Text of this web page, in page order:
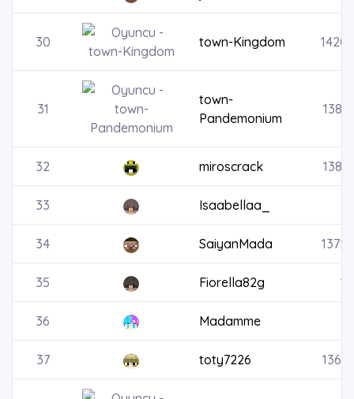
30 town-Kingdom
31
town-
Pandemonium
32 miroscrack
33 Isaabellaa_
34 SaiyanMada
35 Fiorella82g
36 Madamme
37 toty7226